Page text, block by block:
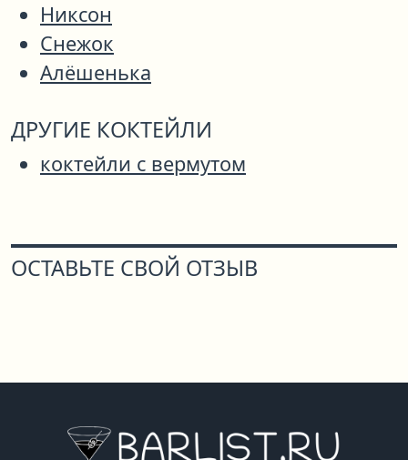
Никсон
Снежок
Алёшенька
ДРУГИЕ КОКТЕЙЛИ
коктейли с вермутом
ОСТАВЬТЕ СВОЙ ОТЗЫВ